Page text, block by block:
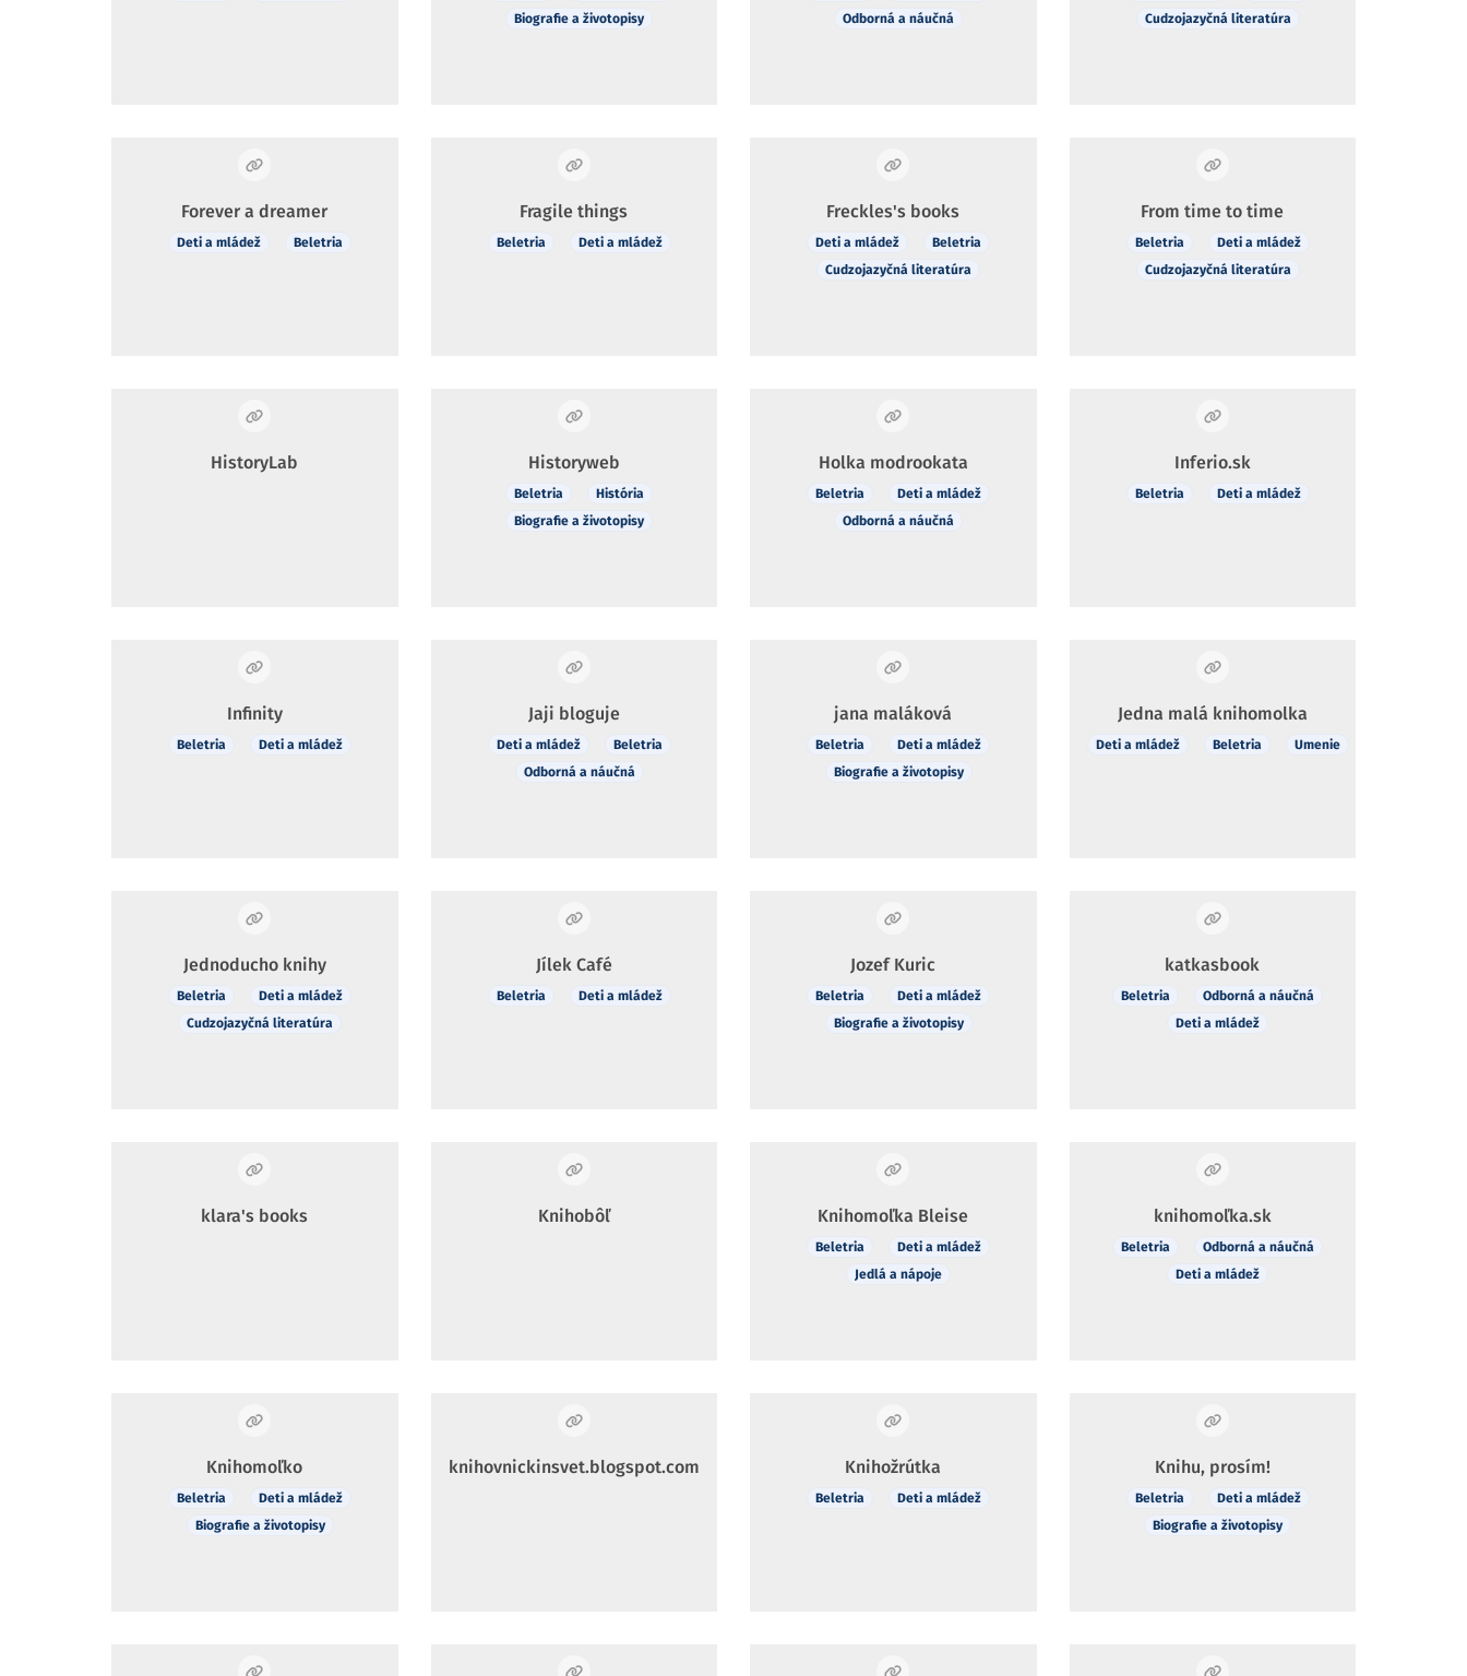
Biografie a životopisy
Odborná a náučná
Cudzojazyčná literatúra
Forever a dreamer
Deti a mládež Beletria
Fragile things
Beletria Deti a mládež
Freckles's books
Deti a mládež
Beletria
Cudzojazyčná literatúra
From time to time
Beletria
Deti a mládež
Cudzojazyčná literatúra
HistoryLab Historyweb
Beletria
História
Biografie a životopisy
Holka modrookata
Beletria
Deti a mládež
Odborná a náučná
Inferio.sk
Beletria Deti a mládež
Infinity
Beletria Deti a mládež
Jaji bloguje
Deti a mládež
Beletria
Odborná a náučná
jana maláková
Beletria
Deti a mládež
Biografie a životopisy
Jedna malá knihomolka
Deti a mládež Beletria Umenie
Jednoducho knihy
Beletria
Deti a mládež
Cudzojazyčná literatúra
Jílek Café
Beletria Deti a mládež
Jozef Kuric
Beletria
Deti a mládež
Biografie a životopisy
katkasbook
Beletria
Odborná a náučná
Deti a mládež
klara's books Knihobôľ Knihomoľka Bleise
Beletria
Deti a mládež
Jedlá a nápoje
knihomoľka.sk
Beletria
Odborná a náučná
Deti a mládež
Knihomoľko
Beletria
Deti a mládež
Biografie a životopisy
knihovnickinsvet.blogspot.com Knihožrútka
Beletria Deti a mládež
Knihu, prosím!
Beletria
Deti a mládež
Biografie a životopisy